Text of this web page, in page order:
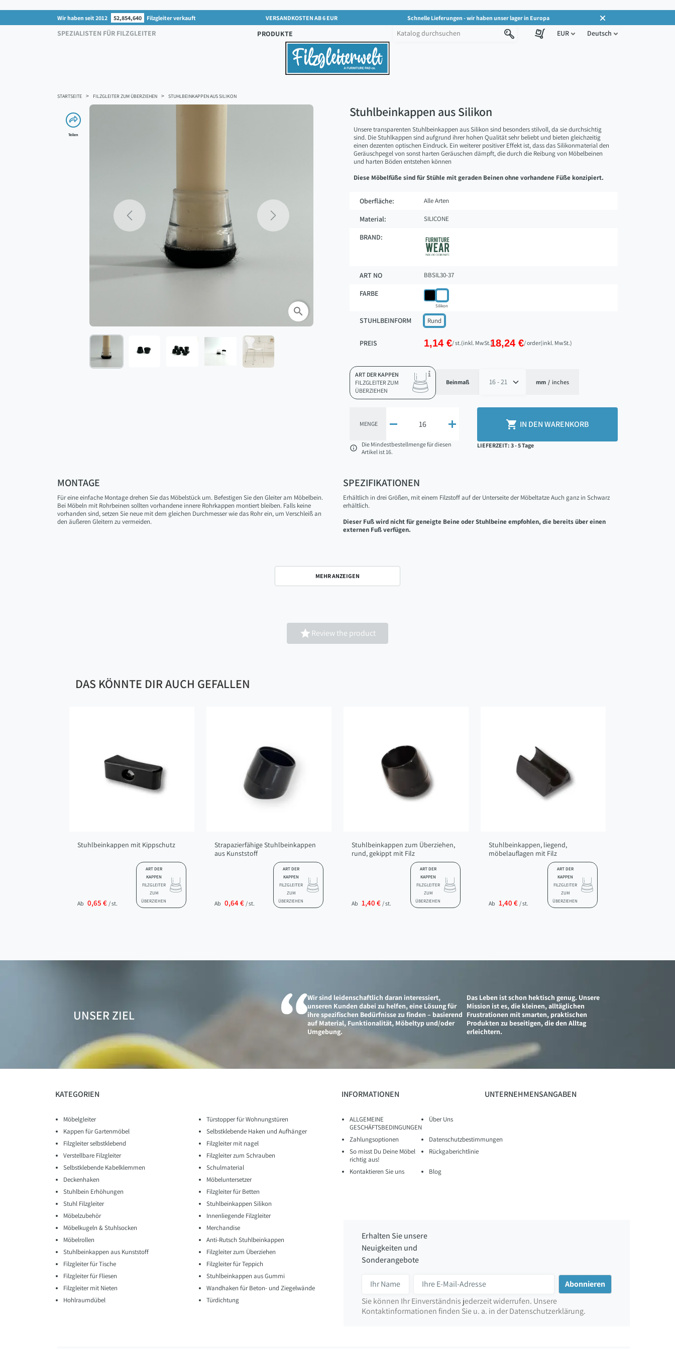
Wir haben seit 2012 52,854,640 Filzgleiter verkauft VERSANDKOSTEN AB 6 EUR Schnelle Lieferungen - wir haben unser lager in Europa
SPEZIALISTEN FÜR FILZGLEITER PRODUKTE EUR Deutsch
STARTSEITE FILZGLEITER ZUM ÜBERZIEHEN STUHLBEINKAPPEN AUS SILIKON
Teilen
Previous Next
search
Stuhlbeinkappen aus Silikon
Unsere transparenten Stuhlbeinkappen aus Silikon sind besonders stilvoll, da sie durchsichtig
sind. Die Stuhlkappen sind aufgrund ihrer hohen Qualität sehr beliebt und bieten gleichzeitig
einen dezenten optischen Eindruck. Ein weiterer positiver Effekt ist, dass das Silikonmaterial den
Geräuschpegel von sonst harten Geräuschen dämpft, die durch die Reibung von Möbelbeinen
und harten Böden entstehen können
Diese Möbelfüße sind für Stühle mit geraden Beinen ohne vorhandene Füße konzipiert.
Oberfläche: Alle Arten
Material: SILICONE
BRAND:
ART NO BBSIL30-37
FARBE
Silikon
STUHLBEINFORM Rund
PREIS 1,14 €/ st.(inkl. MwSt.)18,24 €/ order(inkl. MwSt.)
ART DER KAPPEN
FILZGLEITER ZUM
ÜBERZIEHEN
Beinmaß mm / inches
MENGE  

Die Mindestbestellmenge für diesen
Artikel ist 16.
 IN DEN WARENKORB
LIEFERZEIT: 3 - 5 Tage
MONTAGE
Für eine einfache Montage drehen Sie das Möbelstück um. Befestigen Sie den Gleiter am Möbelbein.
Bei Möbeln mit Rohrbeinen sollten vorhandene innere Rohrkappen montiert bleiben. Falls keine
vorhanden sind, setzen Sie neue mit dem gleichen Durchmesser wie das Rohr ein, um Verschleiß an
den äußeren Gleitern zu vermeiden.
SPEZIFIKATIONEN
Erhältlich in drei Größen, mit einem Filzstoff auf der Unterseite der Möbeltatze Auch ganz in Schwarz
erhältlich.
Dieser Fuß wird nicht für geneigte Beine oder Stuhlbeine empfohlen, die bereits über einen
externen Fuß verfügen.
MEHR ANZEIGEN
Review the product
DAS KÖNNTE DIR AUCH GEFALLEN
Stuhlbeinkappen mit Kippschutz
Ab 0,65 € / st.
ART DER
KAPPEN
FILZGLEITER
ZUM
ÜBERZIEHEN
Strapazierfähige Stuhlbeinkappen
aus Kunststoff
Ab 0,64 € / st.
ART DER
KAPPEN
FILZGLEITER
ZUM
ÜBERZIEHEN
Stuhlbeinkappen zum Überziehen,
rund, gekippt mit Filz
Ab 1,40 € / st.
ART DER
KAPPEN
FILZGLEITER
ZUM
ÜBERZIEHEN
Stuhlbeinkappen, liegend,
möbelauflagen mit Filz
Ab 1,40 € / st.
ART DER
KAPPEN
FILZGLEITER
ZUM
ÜBERZIEHEN
UNSER ZIEL
Wir sind leidenschaftlich daran interessiert,
unseren Kunden dabei zu helfen, eine Lösung für
ihre spezifischen Bedürfnisse zu finden – basierend
auf Material, Funktionalität, Möbeltyp und/oder
Umgebung.
Das Leben ist schon hektisch genug. Unsere
Mission ist es, die kleinen, alltäglichen
Frustrationen mit smarten, praktischen
Produkten zu beseitigen, die den Alltag
erleichtern.
KATEGORIEN
Möbelgleiter
Kappen für Gartenmöbel
Filzgleiter selbstklebend
Verstellbare Filzgleiter
Selbstklebende Kabelklemmen
Deckenhaken
Stuhlbein Erhöhungen
Stuhl Filzgleiter
Möbelzubehör
Möbelkugeln & Stuhlsocken
Möbelrollen
Stuhlbeinkappen aus Kunststoff
Filzgleiter für Tische
Filzgleiter für Fliesen
Filzgleiter mit Nieten
Hohlraumdübel
Türstopper für Wohnungstüren
Selbstklebende Haken und Aufhänger
Filzgleiter mit nagel
Filzgleiter zum Schrauben
Schulmaterial
Möbeluntersetzer
Filzgleiter für Betten
Stuhlbeinkappen Silikon
Innenliegende Filzgleiter
Merchandise
Anti-Rutsch Stuhlbeinkappen
Filzgleiter zum Überziehen
Filzgleiter für Teppich
Stuhlbeinkappen aus Gummi
Wandhaken für Beton- und Ziegelwände
Türdichtung
INFORMATIONEN
ALLGEMEINE
GESCHÄFTSBEDINGUNGEN
Über Uns
Zahlungsoptionen
Datenschutzbestimmungen
So misst Du Deine Möbel
richtig aus!
Rückgaberichtlinie
Kontaktieren Sie uns Blog
UNTERNEHMENSANGABEN
Erhalten Sie unsere
Neuigkeiten und
Sonderangebote
Sie können Ihr Einverständnis jederzeit widerrufen. Unsere
Kontaktinformationen finden Sie u. a. in der Datenschutzerklärung.